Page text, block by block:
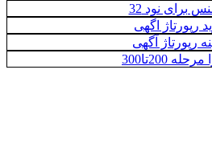
برای نود 32
رپورتاژ اگهی
رپورتاژ آگهی
200تا300